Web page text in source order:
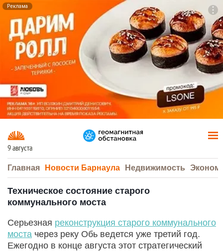
Реклама
9 августа
Главная Новости Барнаула Недвижимость
Техническое состояние старого
коммунального моста
Серьезная реконструкция старого коммунального
моста через реку Обь ведется уже третий год.
Ежегодно в конце августа этот стратегический